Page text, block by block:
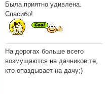
Была приятно удивлена.
Спасибо!
На дорогах больше всего
возмущаются на дачников те,
кто опаздывает на дачу;)